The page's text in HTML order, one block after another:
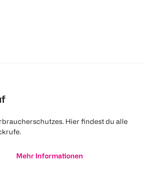
Hier findest du alle
Mehr Informationen